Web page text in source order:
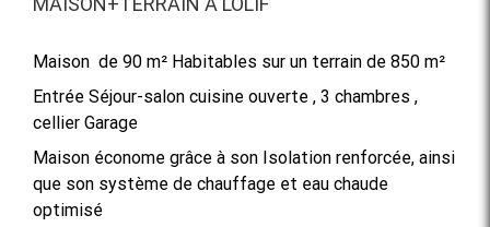
Maison de 90 m² Habitables sur un terrain de 850 m²
Entrée Séjour-salon cuisine ouverte , 3 chambres ,
cellier Garage
Maison économe grâce à son Isolation renforcée, ainsi
que son système de chauffage et eau chaude
optimisé